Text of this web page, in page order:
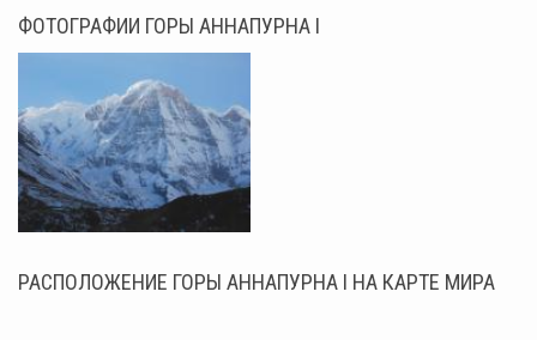
ФОТОГРАФИИ ГОРЫ АННАПУРНА I
РАСПОЛОЖЕНИЕ ГОРЫ АННАПУРНА I НА КАРТЕ МИРА